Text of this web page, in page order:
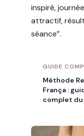
inspiré,
attractif,
séance”.
GUIDE
Méthode
França :
complet du